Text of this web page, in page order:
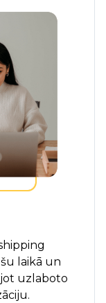
laikā un
uzlaboto